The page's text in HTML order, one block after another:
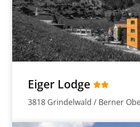
Eiger Lodge
3818 Grindelwald / Berner